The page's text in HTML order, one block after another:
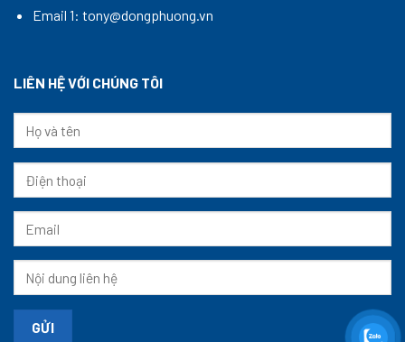
Email 1: tony@dongphuong.vn
LIÊN HỆ VỚI CHÚNG TÔI